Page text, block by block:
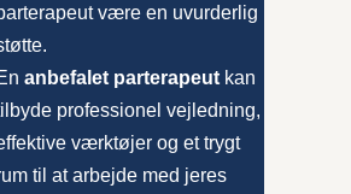
være en uvurderlig
anbefalet parterapeutkan
professionel vejledning,
værktøjer og et trygt
til at arbejde med jeres